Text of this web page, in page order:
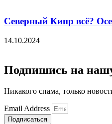
Северный Кипр всё?
14.10.2024
Подпишись на
Никакого спама, только
Email Address
Подписаться